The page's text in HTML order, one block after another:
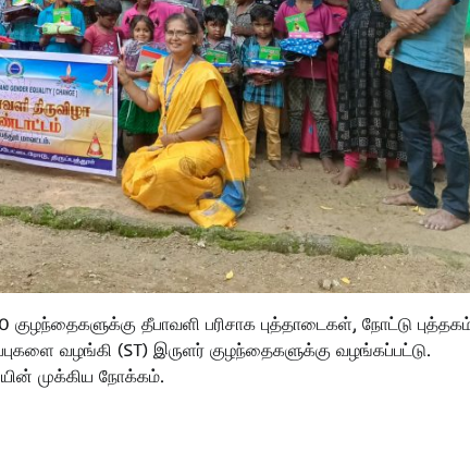
தீபாவளி பரிசாக புத்தாடைகள், நோட்டு
வழங்கி (ST) இருளர் குழந்தைகளுக்கு வழங்கப்பட்டு.
முக்கிய நோக்கம்.